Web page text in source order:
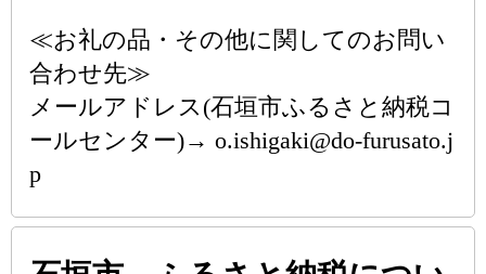
≪お礼の品・その他に関してのお問い
合わせ先≫
メールアドレス(石垣市ふるさと納税コ
ールセンター)→ o.ishigaki@do-furusato.j
p